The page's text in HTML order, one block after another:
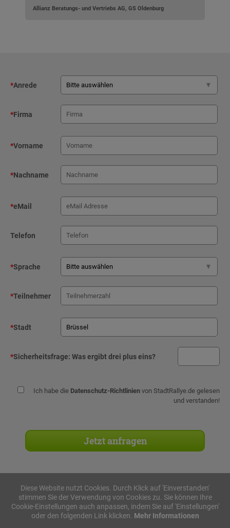
Allianz Beratungs- und Vertriebs AG, GS Oldenburg
*Anrede
*Firma
*Vorname
*Nachname
*eMail
Telefon
*Sprache
*Teilnehmer
*Stadt
*Sicherheitsfrage: Was ergibt drei plus eins?
Ich habe die Datenschutz-Richtlinien von StadtRallye.de gelesen
und verstanden!
Stadtrallyes
iPad Rallye
Diese Website nutzt Cookies. Durch Klick auf 'Einverstanden'
stimmen Sie der Verwendung von Cookies zu. Sie können Ihre
Cookie-Einstellungen auch anpassen, indem Sie auf 'Einstellungen'
oder den folgenden Link klicken. Mehr Informationen